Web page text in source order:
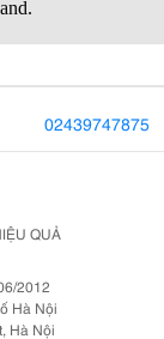
02439747875
QUẢ
2012
Hà Nội
Hà Nội